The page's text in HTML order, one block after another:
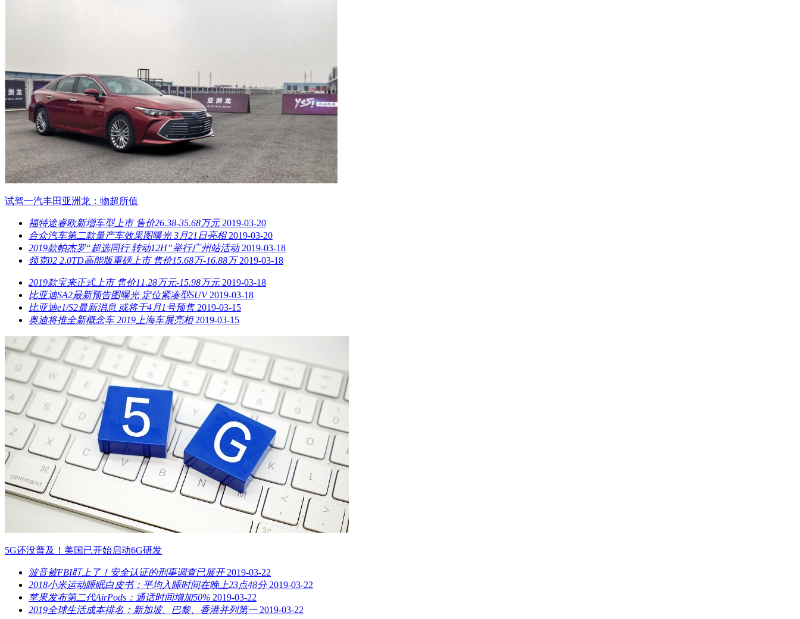
试驾一汽丰田亚洲龙：物超所值
福特途睿欧新增车型上市 售价26.38-35.68万元 2019-03-20
合众汽车第二款量产车效果图曝光 3月21日亮相 2019-03-20
2019款帕杰罗“超选同行 转动12H”举行广州站活动 2019-03-18
领克02 2.0TD高能版重磅上市 售价15.68万-16.88万 2019-03-18
2019款宝来正式上市 售价11.28万元-15.98万元 2019-03-18
比亚迪SA2最新预告图曝光 定位紧凑型SUV 2019-03-18
比亚迪e1/S2最新消息 或将于4月1号预售 2019-03-15
奥迪将推全新概念车 2019上海车展亮相 2019-03-15
5G还没普及！美国已开始启动6G研发
波音被FBI盯上了！安全认证的刑事调查已展开 2019-03-22
2018小米运动睡眠白皮书：平均入睡时间在晚上23点48分 2019-03-22
苹果发布第二代AirPods：通话时间增加50% 2019-03-22
2019全球生活成本排名：新加坡、巴黎、香港并列第一 2019-03-22